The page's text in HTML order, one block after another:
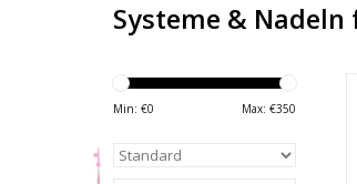
Systeme &
Min: €0 Max: €350